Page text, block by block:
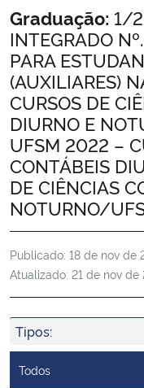
Ministério da Cidadania
Ministério da Saúde
Ministério de Minas e Energia
Ministério da Ciência,
Ministério do Meio Ambiente
Ministério do Turismo
Ministério do
Controladoria-Geral da União
Início do conteúdo
Graduação: 1/
INTEGRADO
PARA
(AUXILIARES)
CURSOS DE
DIURNO E
UFSM 2022 –
CONTÁBEIS
DE CIÊNCIAS
NOTURNO/
Publicado: 18 de nov de
Atualizado: 21 de nov de
Tipos:
Todos